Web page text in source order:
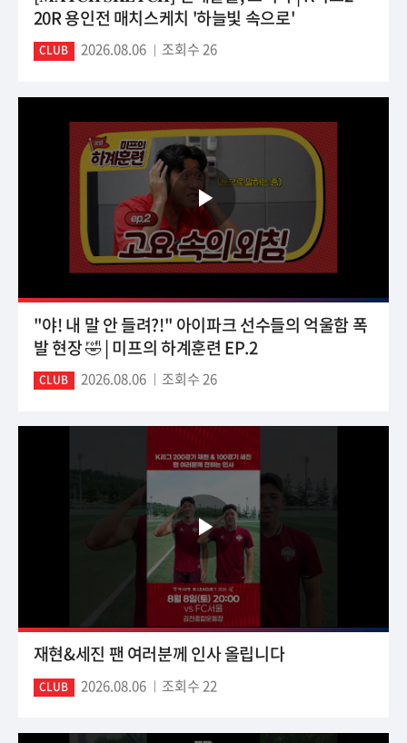
20R 용인전 매치스케치 '하늘빛 속으로'
CLUB 2026.08.06 조회수 26
"야! 내 말 안 들려?!" 아이파크 선수들의 억울함 폭
발 현장 🤣 | 미프의 하계훈련 EP.2
CLUB 2026.08.06 조회수 26
재현&세진 팬 여러분께 인사 올립니다
CLUB 2026.08.06 조회수 22